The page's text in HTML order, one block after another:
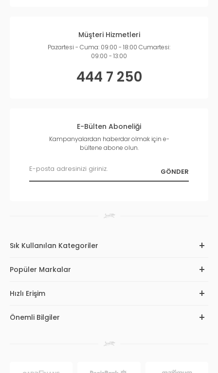
Müşteri Hizmetleri
Pazartesi - Cuma: 09:00 - 18:00 Cumartesi:
09:00 - 13:00
444 7 250
E-Bülten Aboneliği
Kampanyalardan haberdar olmak için e-
bültene abone olun.
Sık Kullanılan Kategoriler
Popüler Markalar
Hızlı Erişim
Önemli Bilgiler